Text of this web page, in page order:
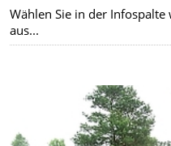
Wählen Sie in der
aus...